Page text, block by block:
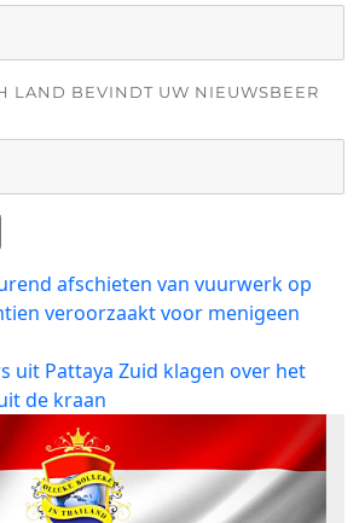
LAND BEVINDT UW NIEUWSBEER
afschieten van vuurwerk op
veroorzaakt voor menigeen
uit Pattaya Zuid klagen over het
de kraan